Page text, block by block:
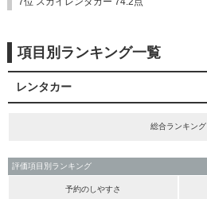
項目別ランキング一覧
レンタカー
総合ランキング
評価項目別ランキング
予約のしやすさ